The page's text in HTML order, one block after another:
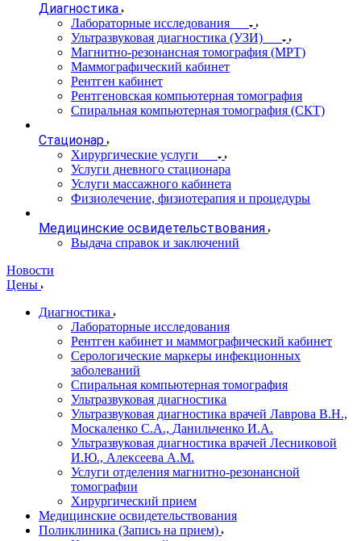
Диагностика
Лабораторные исследования
Ультразвуковая диагностика (УЗИ)
Магнитно-резонансная томография (МРТ)
Маммографический кабинет
Рентген кабинет
Рентгеновская компьютерная томография
Спиральная компьютерная томография (СКТ)
Стационар
Хирургические услуги
Услуги дневного стационара
Услуги массажного кабинета
Физиолечение, физиотерапия и процедуры
Медицинские освидетельствования
Выдача справок и заключений
Новости
Цены
Диагностика
Лабораторные исследования
Рентген кабинет и маммографический кабинет
Серологические маркеры инфекционных
заболеваний
Спиральная компьютерная томография
Ультразвуковая диагностика
Ультразвуковая диагностика врачей Лаврова В.Н.,
Москаленко С.А., Данильченко И.А.
Ультразвуковая диагностика врачей Лесниковой
И.Ю., Алексеева А.М.
Услуги отделения магнитно-резонансной
томографии
Хирургический прием
Медицинские освидетельствования
Поликлиника (Запись на прием)